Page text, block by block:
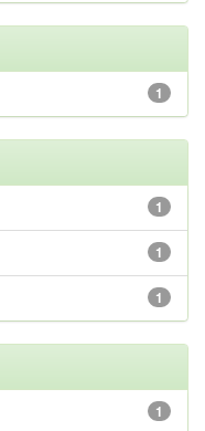
1
1
1
1
1